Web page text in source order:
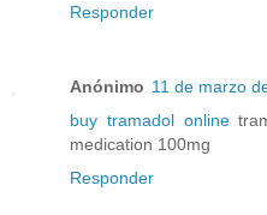
Responder
Anónimo 11 de marzo
buy tramadol online
medication 100mg
Responder